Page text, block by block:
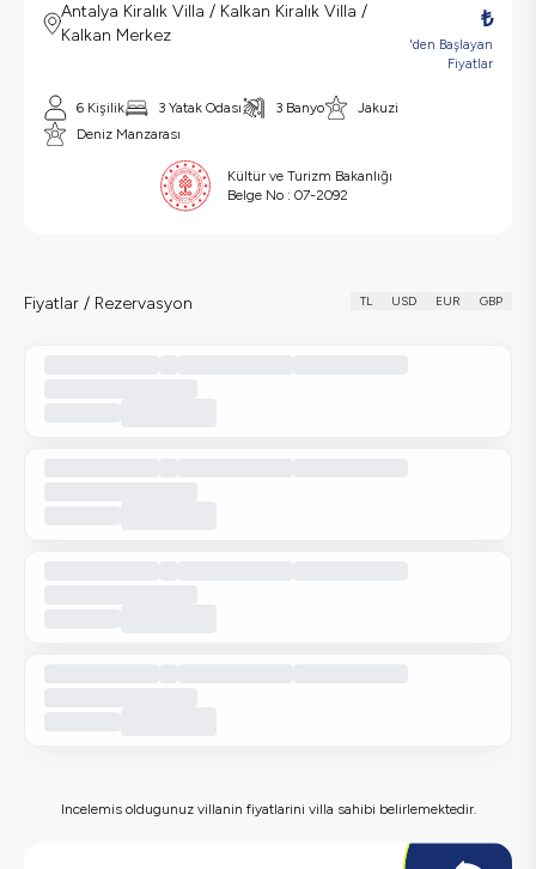
Antalya Kiralık Villa / Kalkan Kiralık Villa /
Kalkan Merkez
₺
'den Başlayan
Fiyatlar
6 Kişilik 3 Yatak Odası 3 Banyo
Jakuzi
Deniz Manzarası
Kültür ve Turizm Bakanlığı
Belge No : 07-2092
Fiyatlar / Rezervasyon TL USD EUR GBP
Incelemis oldugunuz villanin fiyatlarini villa sahibi belirlemektedir.